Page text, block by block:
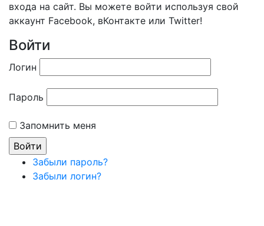
входа на сайт. Вы можете войти используя свой
аккаунт Facebook, вКонтакте или Twitter!
Войти
Логин
Пароль
Запомнить меня
Забыли пароль?
Забыли логин?